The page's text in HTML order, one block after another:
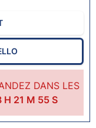
DANS LES
H 21 M 54 S